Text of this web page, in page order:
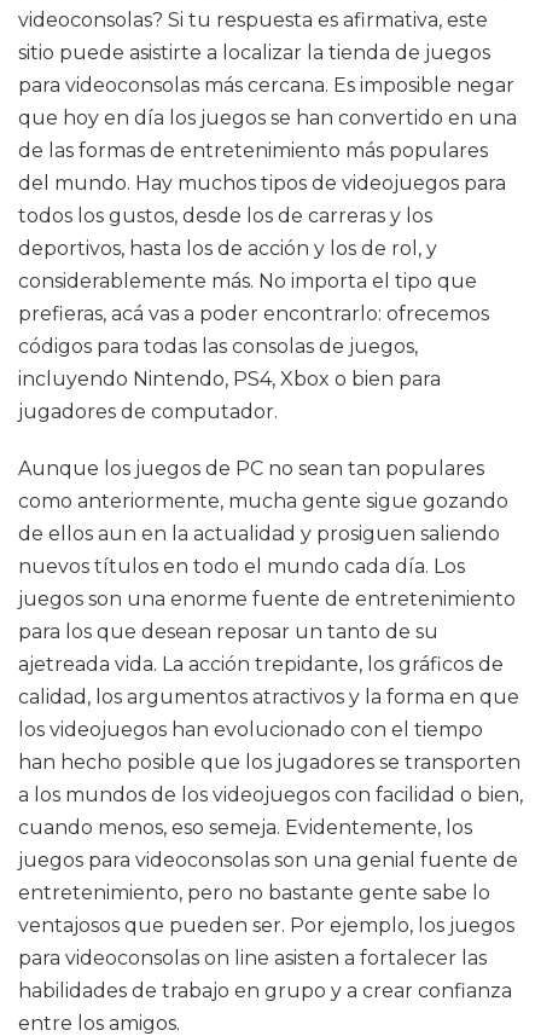
videoconsolas? Si tu respuesta es afirmativa, este
sitio puede asistirte a localizar la tienda de juegos
para videoconsolas más cercana. Es imposible negar
que hoy en día los juegos se han convertido en una
de las formas de entretenimiento más populares
del mundo. Hay muchos tipos de videojuegos para
todos los gustos, desde los de carreras y los
deportivos, hasta los de acción y los de rol, y
considerablemente más. No importa el tipo que
prefieras, acá vas a poder encontrarlo: ofrecemos
códigos para todas las consolas de juegos,
incluyendo Nintendo, PS4, Xbox o bien para
jugadores de computador.
Aunque los juegos de PC no sean tan populares
como anteriormente, mucha gente sigue gozando
de ellos aun en la actualidad y prosiguen saliendo
nuevos títulos en todo el mundo cada día. Los
juegos son una enorme fuente de entretenimiento
para los que desean reposar un tanto de su
ajetreada vida. La acción trepidante, los gráficos de
calidad, los argumentos atractivos y la forma en que
los videojuegos han evolucionado con el tiempo
han hecho posible que los jugadores se transporten
a los mundos de los videojuegos con facilidad o bien,
cuando menos, eso semeja. Evidentemente, los
juegos para videoconsolas son una genial fuente de
entretenimiento, pero no bastante gente sabe lo
ventajosos que pueden ser. Por ejemplo, los juegos
para videoconsolas on line asisten a fortalecer las
habilidades de trabajo en grupo y a crear confianza
entre los amigos.